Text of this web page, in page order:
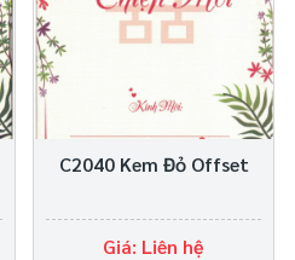
C2040 Kem Đỏ Offset
Giá: Liên hệ